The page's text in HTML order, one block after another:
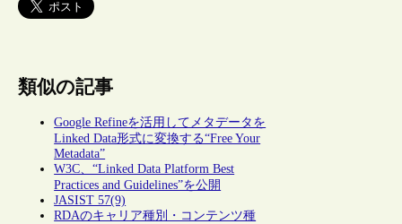
類似の記事
Google Refineを活用してメタデータを
Linked Data形式に変換する“Free Your
Metadata”
W3C、“Linked Data Platform Best
Practices and Guidelines”を公開
JASIST 57(9)
RDAのキャリア種別・コンテンツ種